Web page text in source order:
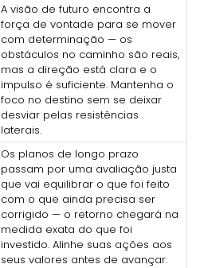
A visão de futuro encontra a
força de vontade para se mover
com determinação — os
obstáculos no caminho são reais,
mas a direção está clara e o
impulso é suficiente. Mantenha o
foco no destino sem se deixar
desviar pelas resistências
laterais.
Os planos de longo prazo
passam por uma avaliação justa
que vai equilibrar o que foi feito
com o que ainda precisa ser
corrigido — o retorno chegará na
medida exata do que foi
investido. Alinhe suas ações aos
seus valores antes de avançar.